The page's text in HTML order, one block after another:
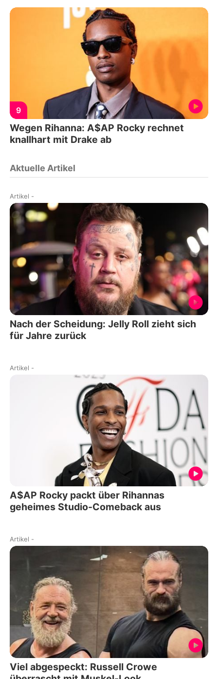
9
Wegen Rihanna: A$AP Rocky rechnet
knallhart mit Drake ab
Aktuelle Artikel
Artikel -
Nach der Scheidung: Jelly Roll zieht sich
für Jahre zurück
Artikel -
A$AP Rocky packt über Rihannas
geheimes Studio-Comeback aus
Artikel -
Viel abgespeckt: Russell Crowe